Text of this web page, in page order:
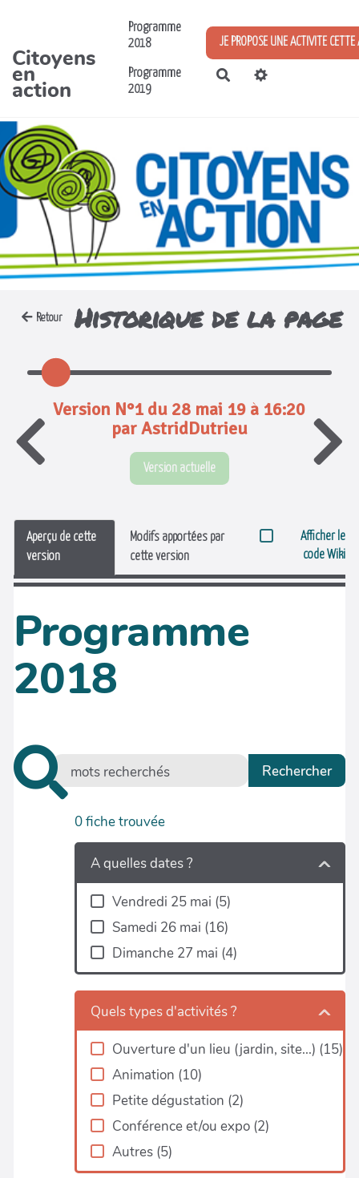
Aller au contenu principal
Citoyens
en
action
Programme
2018
Programme
2019
JE PROPOSE UNE ACTIVITE CETTE
Rechercher
Retour Historique de la page
Version N°1 du 28 mai 19 à 16:20
par AstridDutrieu
Version actuelle
Aperçu de cette
version
Modifs apportées par
cette version
Afficher le
code Wiki